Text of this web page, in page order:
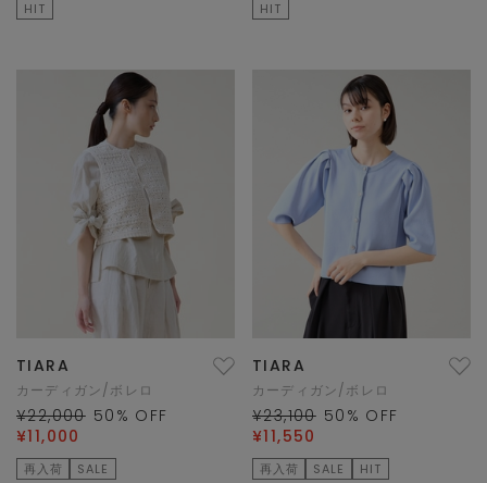
HIT HIT
TIARA
カーディガン/ボレロ
¥22,000 50 % OFF
¥11,000
再入荷 SALE
TIARA
カーディガン/ボレロ
¥23,100 50 % OFF
¥11,550
再入荷 SALE HIT